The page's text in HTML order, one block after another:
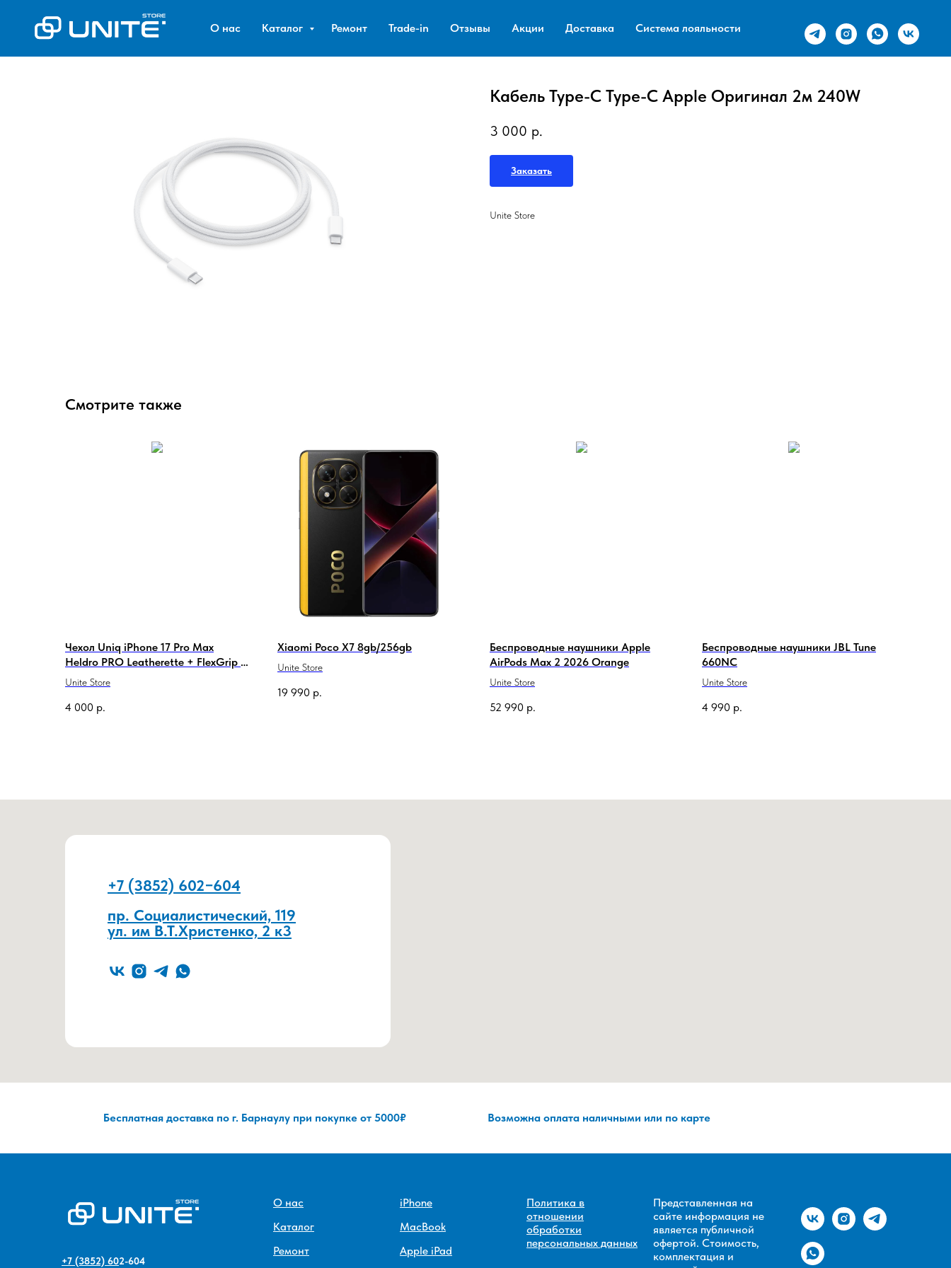
О нас Каталог Ремонт Trade-in Отзывы Акции Доставка Система лояльности
Кабель Type-С Type-С Apple Оригинал 2м 240W
3 000 р.
Заказать
Unite Store
Смотрите также
Чехол Uniq iPhone 17 Pro Max
Heldro PRO Leatherette + FlexGrip &
Camera stand Black (MagSafe)
Unite Store
4 000 р.
Xiaomi Poco X7 8gb/256gb
Unite Store
19 990 р.
Беспроводные наушники Apple
AirPods Max 2 2026 Orange
Unite Store
52 990 р.
Беспроводные наушники JBL Tune
660NC
Unite Store
4 990 р.
+7 (3852) 602−604
пр. Социалистический, 119
ул. им В.Т.Христенко, 2 к3
Возможна оплата наличными или по карте
Бесплатная доставка по г. Барнаулу при покупке от 5000₽
+7 (3852) 602-604
О нас
Каталог
Ремонт
iPhone
MacBook
Apple iPad
Политика в
отношении
обработки
персональных данных
Представленная на
сайте информация не
является публичной
офертой. Стоимость,
комплектация и